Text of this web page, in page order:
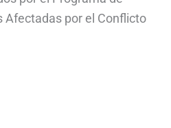
Afectadas por el Conflicto